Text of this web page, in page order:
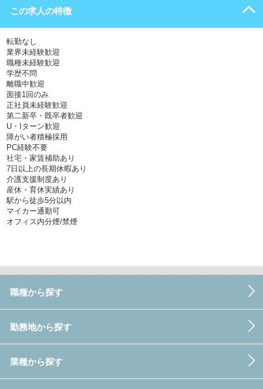
この求人の特徴
転勤なし
業界未経験歓迎
職種未経験歓迎
学歴不問
離職中歓迎
面接1回のみ
正社員未経験歓迎
第二新卒・既卒者歓迎
U・Iターン歓迎
障がい者積極採用
PC経験不要
社宅・家賃補助あり
7日以上の長期休暇あり
介護支援制度あり
産休・育休実績あり
駅から徒歩5分以内
マイカー通勤可
オフィス内分煙/禁煙
職種から探す
勤務地から探す
業種から探す